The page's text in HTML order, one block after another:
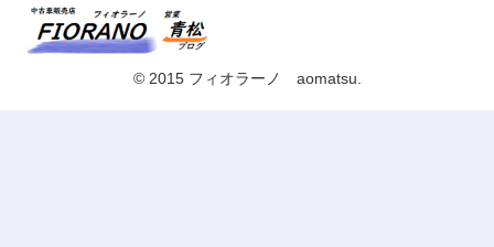
© 2015 フィオラーノ aomatsu.